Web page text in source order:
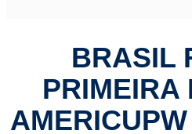
BRASIL
PRIMEIRA